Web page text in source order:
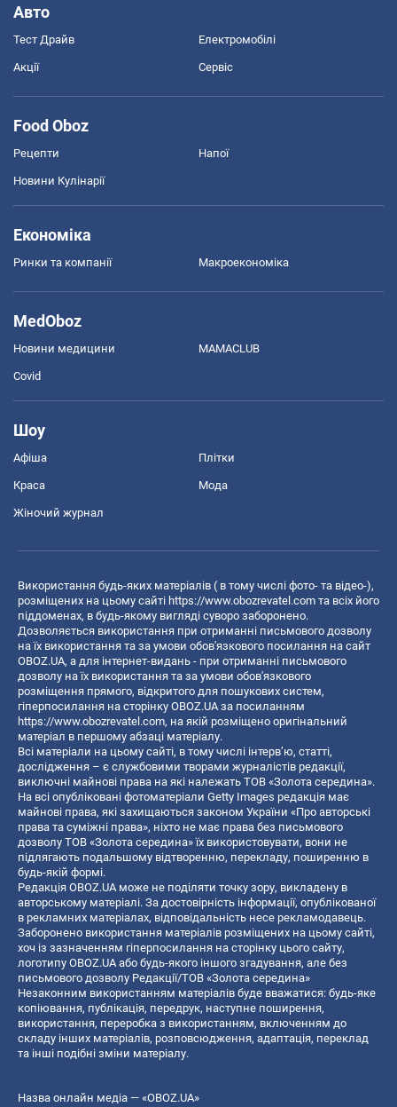
Авто
Тест Драйв Електромобілі
Акції Сервіс
Food Oboz
Рецепти Напої
Новини Кулінарії
Економіка
Ринки та компанії Макроекономіка
MedOboz
Новини медицини MAMACLUB
Covid
Шоу
Афіша Плітки
Краса Мода
Жіночий журнал
Використання будь-яких матеріалів ( в тому числі фото- та відео-),
розміщених на цьому сайті https://www.obozrevatel.com та всіх його
піддоменах, в будь-якому вигляді суворо заборонено.
Дозволяється використання при отриманні письмового дозволу
на їх використання та за умови обов'язкового посилання на сайт
OBOZ.UA, а для інтернет-видань - при отриманні письмового
дозволу на їх використання та за умови обов'язкового
розміщення прямого, відкритого для пошукових систем,
гіперпосилання на сторінку OBOZ.UA за посиланням
https://www.obozrevatel.com, на якій розміщено оригінальний
матеріал в першому абзаці матеріалу.
Всі матеріали на цьому сайті, в тому числі інтерв’ю, статті,
дослідження – є службовими творами журналістів редакції,
виключні майнові права на які належать ТОВ «Золота середина».
На всі опубліковані фотоматеріали Getty Images редакція має
майнові права, які захищаються законом України «Про авторські
права та суміжні права», ніхто не має права без письмового
дозволу ТОВ «Золота середина» їх використовувати, вони не
підлягають подальшому відтворенню, перекладу, поширенню в
будь-якій формі.
Редакція OBOZ.UA може не поділяти точку зору, викладену в
авторському матеріалі. За достовірність інформації, опублікованої
в рекламних матеріалах, відповідальність несе рекламодавець.
Заборонено використання матеріалів розміщених на цьому сайті,
хоч із зазначенням гіперпосилання на сторінку цього сайту,
логотипу OBOZ.UA або будь-якого іншого згадування, але без
письмового дозволу Редакції/ТОВ «Золота середина»
Незаконним використанням матеріалів буде вважатися: будь-яке
копiювання, публiкацiя, передрук, наступне поширення,
використання, переробка з використанням, включенням до
складу інших матеріалів, розповсюдження, адаптація, переклад
та інші подібні зміни матеріалу.
Назва онлайн медіа — «OBOZ.UA»